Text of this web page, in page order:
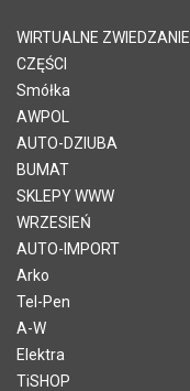
WIRTUALNE ZWIEDZANIE
CZĘŚCI
Smółka
AWPOL
AUTO-DZIUBA
BUMAT
SKLEPY WWW
WRZESIEŃ
AUTO-IMPORT
Arko
Tel-Pen
A-W
Elektra
TiSHOP